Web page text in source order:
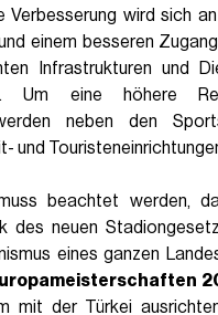
Verbesserung wird sich
einem besseren
Infrastrukturen und
Um eine höhere
neben den
und
beachtet werden,
des neuen
eines ganzen
mit der Türkei